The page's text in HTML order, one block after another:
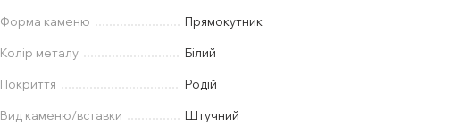
Форма каменю Прямокутник
Колір металу Білий
Покриття Родій
Вид каменю/вставки Штучний